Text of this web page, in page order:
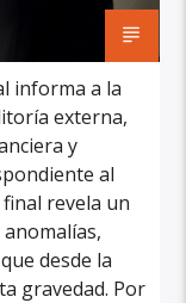
informa a la
externa,
y
al
revela un
desde la
gravedad. Por